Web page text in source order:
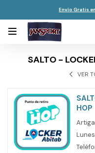
Envío Gratis

SALTO -
VER
HOP